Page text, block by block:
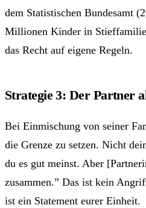
dem Statistischen Bundesamt
Millionen Kinder in
das Recht auf eigene Regeln.
Strategie 3: Der Partner
Bei Einmischung von seiner
die Grenze zu setzen. Nicht
du es gut meinst. Aber
zusammen.” Das ist kein
ist ein Statement eurer Einheit.